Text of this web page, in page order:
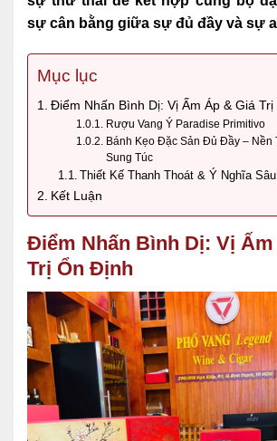
sự cân bằng giữa sự đủ đầy và sự
Mục lục
Điểm Nhấn Bình Dị: Vị Ấm Áp & Giá
Rượu Vang Ý Paradise Primitivo
Bánh Kẹo Đặc Sản Đủ Đầy – Nền
Sung Túc
Thiết Kế Thanh Thoát & Ý Nghĩa
Kết Luận
Điểm Nhấn Bình Dị: Vị
Trị Ổn Định